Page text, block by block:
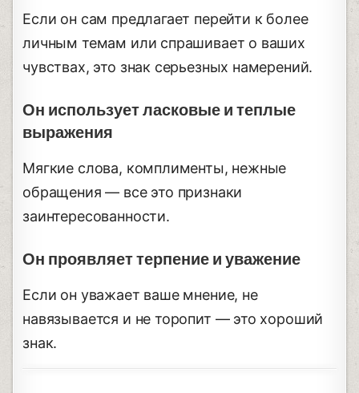
Если он сам предлагает перейти к более
личным темам или спрашивает о ваших
чувствах, это знак серьезных намерений.
Он использует ласковые и теплые
выражения
Мягкие слова, комплименты, нежные
обращения — все это признаки
заинтересованности.
Он проявляет терпение и уважение
Если он уважает ваше мнение, не
навязывается и не торопит — это хороший
знак.